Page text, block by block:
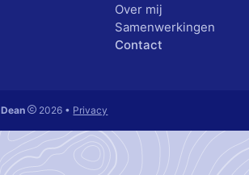
Over mij
Samenwerkingen
Contact
2026 • Privacy